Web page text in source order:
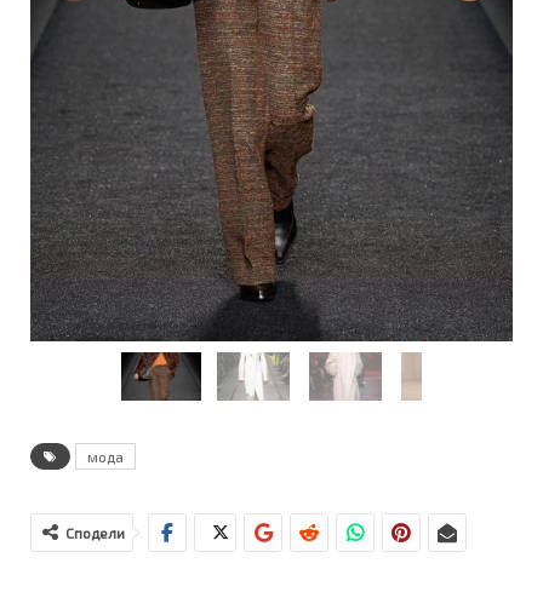
мода
Сподели